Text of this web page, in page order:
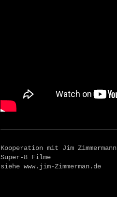
Kooperation mit Jim Zimmermann
Super-8 Filme
siehe www.jim-Zimmerman.de